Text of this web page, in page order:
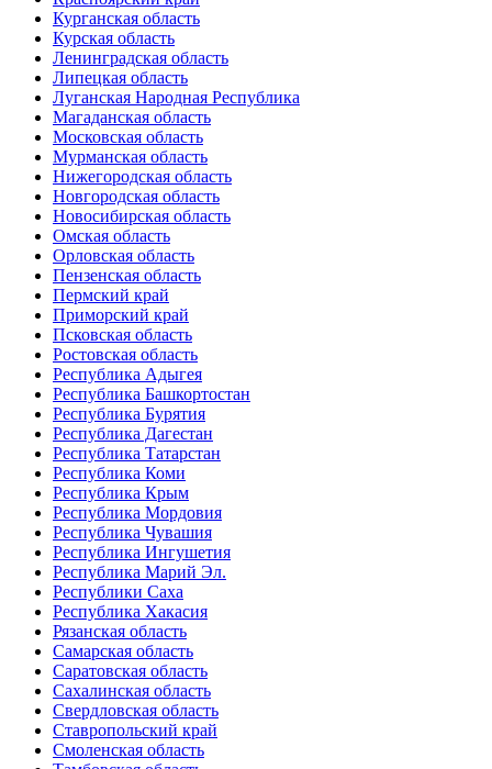
Курганская область
Курская область
Ленинградская область
Липецкая область
Луганская Народная Республика
Магаданская область
Московская область
Мурманская область
Нижегородская область
Новгородская область
Новосибирская область
Омская область
Орловская область
Пензенская область
Пермский край
Приморский край
Псковская область
Ростовская область
Республика Адыгея
Республика Башкортостан
Республика Бурятия
Республика Дагестан
Республика Татарстан
Республика Коми
Республика Крым
Республика Мордовия
Республика Чувашия
Республика Ингушетия
Республика Марий Эл.
Республики Саха
Республика Хакасия
Рязанская область
Самарская область
Саратовская область
Сахалинская область
Свердловская область
Ставропольский край
Смоленская область